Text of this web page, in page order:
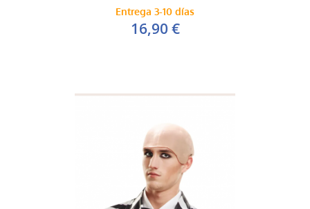
Entrega 3-10 días
16,90 €